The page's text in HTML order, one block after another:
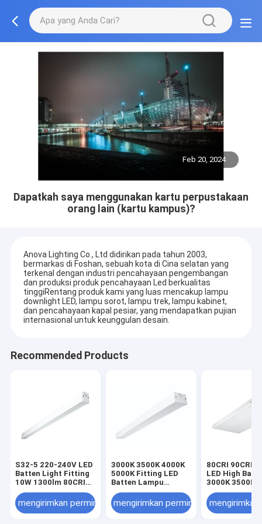
Feb 20, 2024
Dapatkah saya menggunakan kartu perpustakaan
orang lain (kartu kampus)?
Anova Lighting Co., Ltd didirikan pada tahun 2003,
bermarkas di Foshan, sebuah kota di Cina selatan yang
terkenal dengan industri pencahayaan.pengembangan
dan produksi produk pencahayaan Led berkualitas
tinggiRentang produk kami yang luas mencakup lampu
downlight LED, lampu sorot, lampu trek, lampu kabinet,
dan pencahayaan kapal pesiar, yang mendapatkan pujian
internasional untuk keunggulan desain.
Recommended Products
S32-5 220-240V LED
Batten Light Fitting
10W 1300lm 80CRI
3000K
mengirimkan permintaan
3000K 3500K 4000K
5000K Fitting LED
Batten Lampu
Tunable putih
mengirimkan permintaan
80CRI 90CRI
LED High Bay
3000K 3500K
5000K